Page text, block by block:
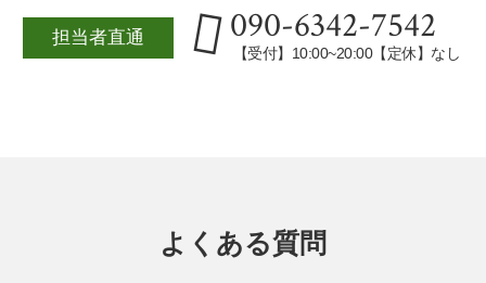
担当者直通 090-6342-7542
【受付】10:00~20:00【定休】なし
よくある質問